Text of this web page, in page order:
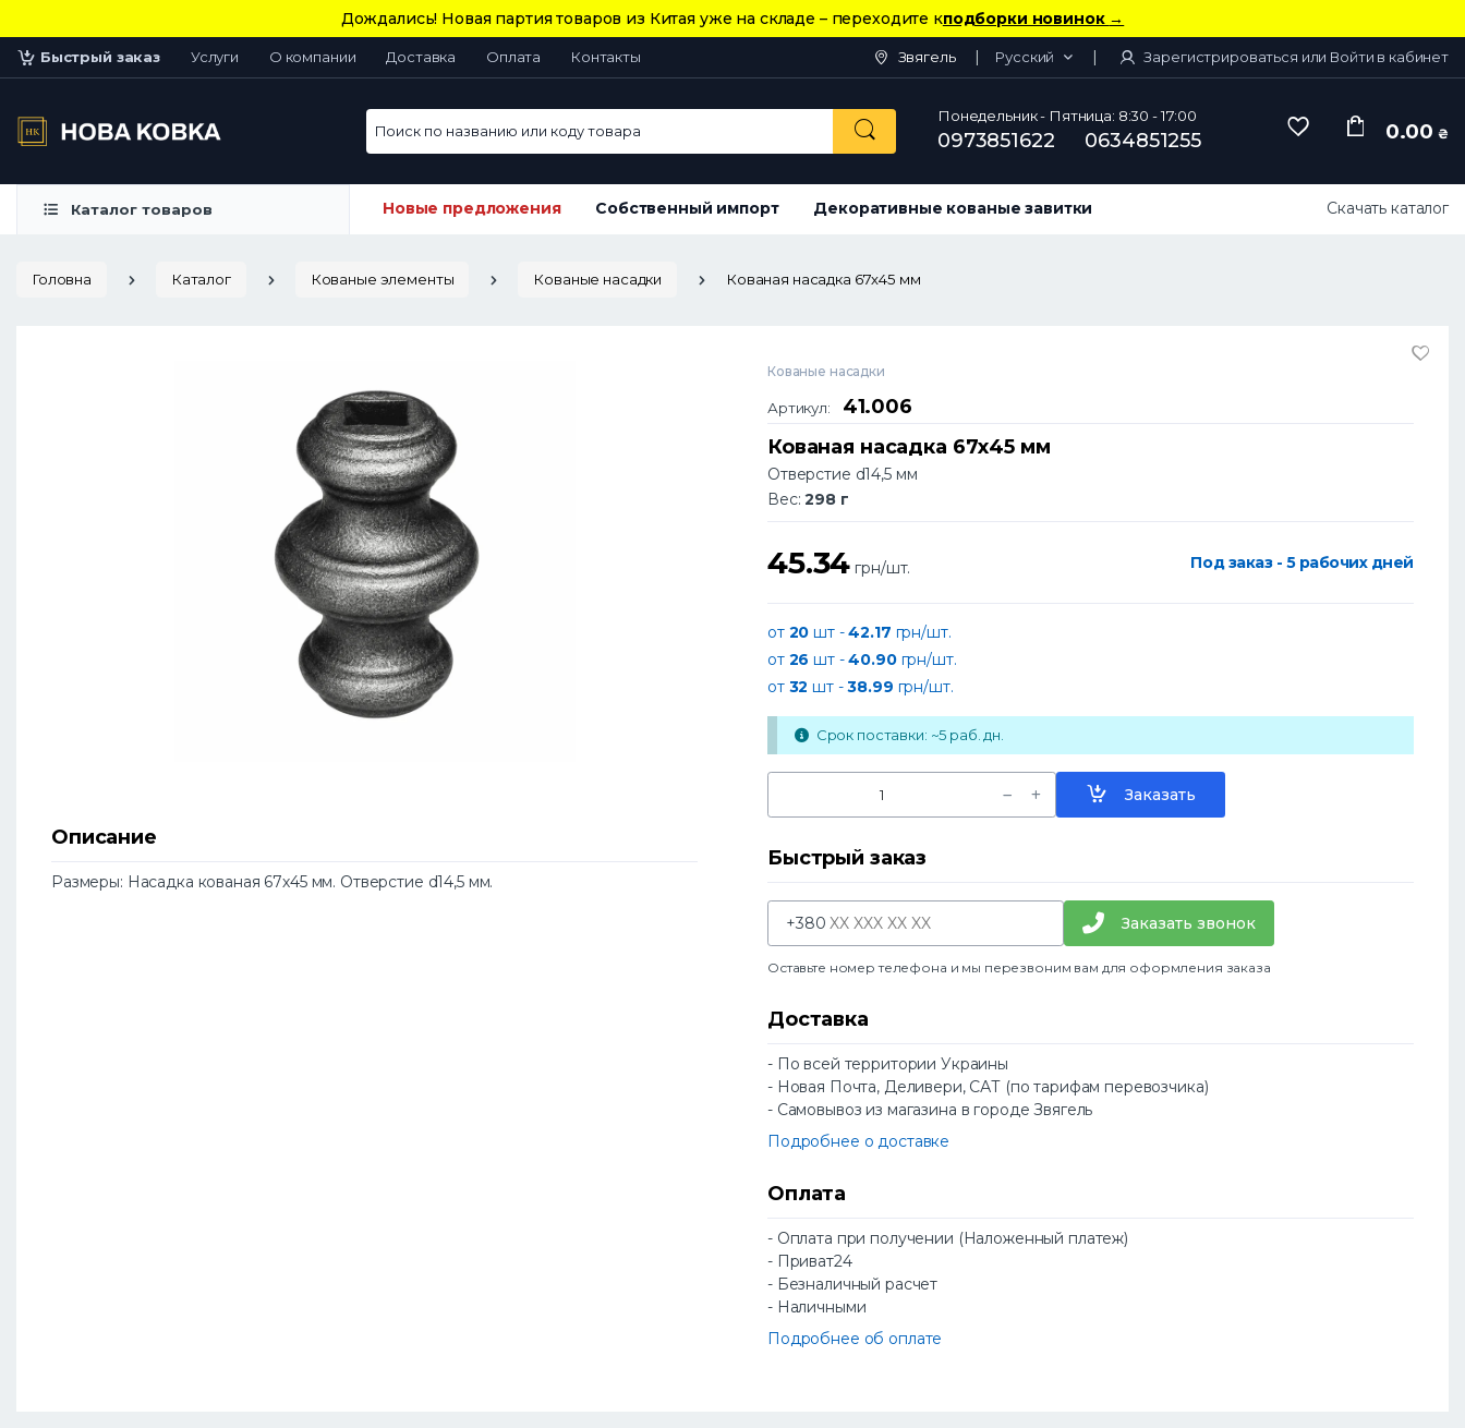
Дождались! Новая партия товаров из Китая уже на складе – переходите кподборки новинок →
Быстрый заказ Услуги О компании Доставка Оплата Контакты Звягель Русский Зарегистрироваться или Войти в кабинет
Поиск по названию или коду товара Понедельник - Пятница: 8:30 - 17:00
0973851622 0634851255 0.00 ₴
Каталог товаров Новые предложения Собственный импорт Декоративные кованые завитки Скачать каталог
Головна Каталог Кованые элементы Кованые насадки Кованая насадка 67х45 мм
Описание
Размеры: Насадка кованая 67х45 мм. Отверстие d14,5 мм.
Кованые насадки
Артикул:
41.006
Кованая насадка 67х45 мм
Отверстие d14,5 мм
Вес:298 г
45.34 грн/шт. Под заказ - 5 рабочих дней
от 20 шт -42.17 грн/шт.
от 26 шт -40.90грн/шт.
от 32 шт -38.99 грн/шт.
Срок поставки: ~5 раб. дн.
Заказать
Быстрый заказ
+380 Заказать звонок
Оставьте номер телефона и мы перезвоним вам для оформления заказа
Доставка
- По всей территории Украины
- Новая Почта, Деливери, САТ (по тарифам перевозчика)
- Самовывоз из магазина в городе Звягель
Подробнее о доставке
Оплата
- Оплата при получении (Наложенный платеж)
- Приват24
- Безналичный расчет
- Наличными
Подробнее об оплате